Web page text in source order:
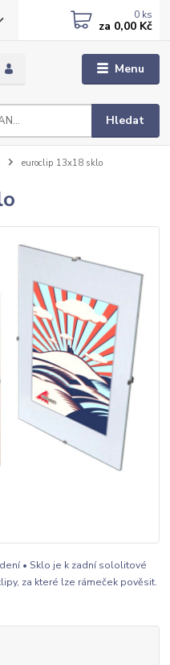
Menu
Hledat
0 ks
za 0,00 Kč
euroclip 13x18 sklo
• Sklo je k zadní sololitové
za které lze rámeček pověsit.